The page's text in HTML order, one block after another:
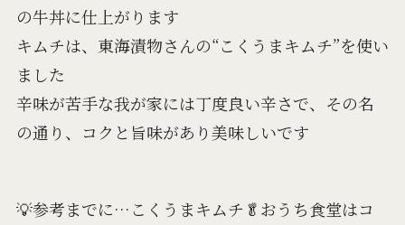
の牛丼に仕上がります
キムチは、東海漬物さんの“こくうまキムチ”を使い
ました
辛味が苦手な我が家には丁度良い辛さで、その名
の通り、コクと旨味があり美味しいです
💡参考までに…こくうまキムチ🥬おうち食堂はコ